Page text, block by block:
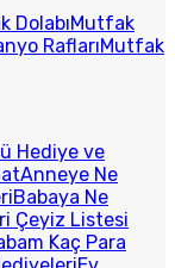
DolabıMutfak
RaflarıMutfak
Hediye ve
Anneye Ne
Babaya Ne
Çeyiz Listesi
Kaç Para